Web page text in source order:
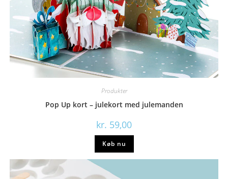
Produkter
Pop Up kort – julekort med julemanden
kr. 59,00
Køb nu